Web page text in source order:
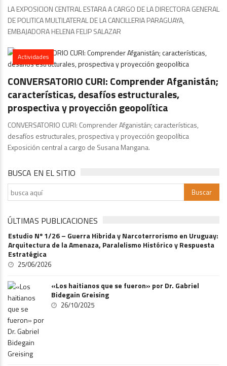
LA EXPOSICION CENTRAL ESTARA A CARGO DE LA DIRECTORA GENERAL
DE POLITICA MULTILATERAL DE LA CANCILLERIA PARAGUAYA,
EMBAJADORA HELENA FELIP SALAZAR
Actividades
CONVERSATORIO CURI: Comprender Afganistán;
características, desafíos estructurales,
prospectiva y proyección geopolítica
CONVERSATORIO CURI: Comprender Afganistán; características,
desafíos estructurales, prospectiva y proyección geopolítica
Exposición central a cargo de Susana Mangana.
BUSCA EN EL SITIO
ÚLTIMAS PUBLICACIONES
Estudio Nº 1/26 – Guerra Hibrida y Narcoterrorismo en Uruguay:
Arquitectura de la Amenaza, Paralelismo Histórico y Respuesta
Estratégica
25/06/2026
«Los haitianos que se fueron» por Dr. Gabriel
Bidegain Greising
26/10/2025